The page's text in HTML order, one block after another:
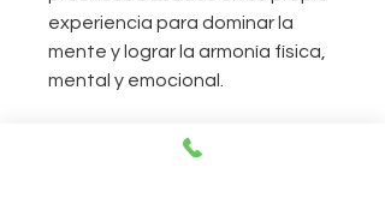
experiencia para dominar la
mente y lograr la armonía física,
mental y emocional.
CONTACTO